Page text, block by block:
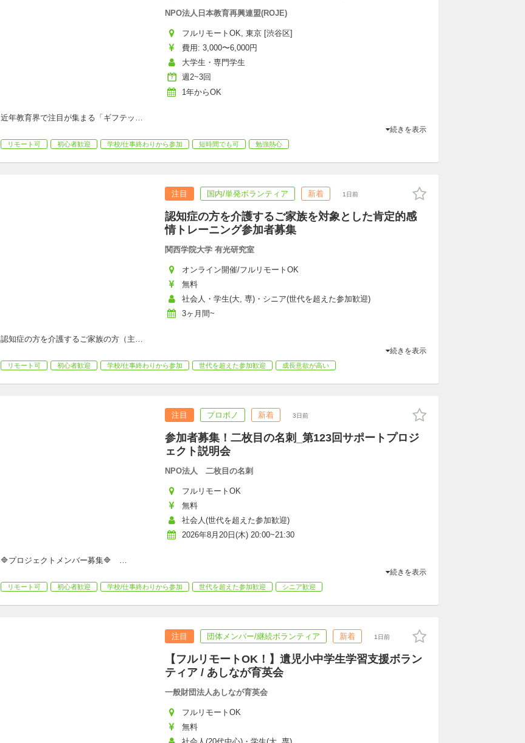
NPO法人日本教育再興連盟(ROJE)
フルリモートOK, 東京 [渋谷区]
費用: 3,000〜6,000円
大学生・専門学生
週2~3回
1年からOK
近年教育界で注目が集まる「ギフテッ …
続きを表示
リモート可 初心者歓迎 学校/仕事終わりから参加 短時間でも可 勉強熱心
注目 国内/単発ボランティア 新着 1日前
認知症の方を介護するご家族を対象とした肯定的感
情トレーニング参加者募集
関西学院大学 有光研究室
オンライン開催/フルリモートOK
無料
社会人・学生(大, 専)・シニア(世代を超えた参加歓迎)
3ヶ月間~
認知症の方を介護するご家族の方（主…
続きを表示
リモート可 初心者歓迎 学校/仕事終わりから参加 世代を超えた参加歓迎 成長意欲が高い
注目 プロボノ 新着 3日前
参加者募集！二枚目の名刺_第123回サポートプロジ
ェクト説明会
NPO法人 二枚目の名刺
フルリモートOK
無料
社会人(世代を超えた参加歓迎)
2026年8月20日(木) 20:00~21:30
🔷プロジェクトメンバー募集🔷 …
続きを表示
リモート可 初心者歓迎 学校/仕事終わりから参加 世代を超えた参加歓迎 シニア歓迎
注目 団体メンバー/継続ボランティア 新着 1日前
【フルリモートOK！】遺児小中学生学習支援ボラン
ティア / あしなが育英会
一般財団法人あしなが育英会
フルリモートOK
無料